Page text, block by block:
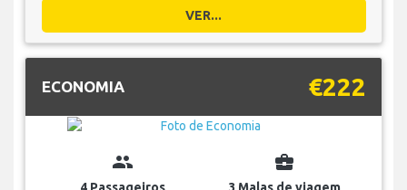
VER...
ECONOMIA €222
group business_center